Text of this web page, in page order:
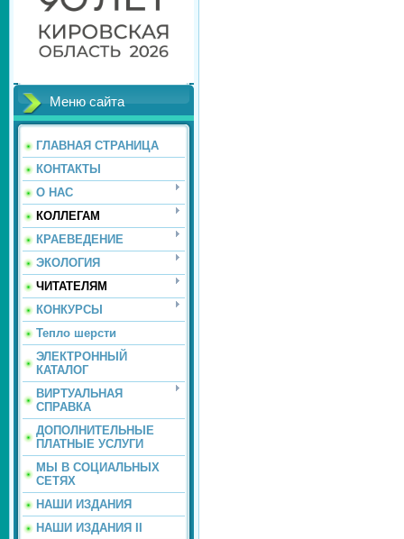
Меню сайта
ГЛАВНАЯ СТРАНИЦА
КОНТАКТЫ
О НАС
КОЛЛЕГАМ
КРАЕВЕДЕНИЕ
ЭКОЛОГИЯ
ЧИТАТЕЛЯМ
КОНКУРСЫ
Тепло шерсти
ЭЛЕКТРОННЫЙ
КАТАЛОГ
ВИРТУАЛЬНАЯ
СПРАВКА
ДОПОЛНИТЕЛЬНЫЕ
ПЛАТНЫЕ УСЛУГИ
МЫ В СОЦИАЛЬНЫХ
СЕТЯХ
НАШИ ИЗДАНИЯ
НАШИ ИЗДАНИЯ II